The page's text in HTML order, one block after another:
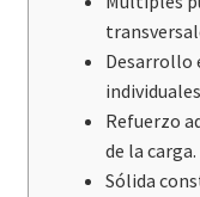
Desarrollo
Refuerzo
de la carga.
Sólida